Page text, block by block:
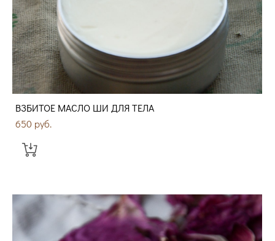
ВЗБИТОЕ МАСЛО ШИ ДЛЯ ТЕЛА
650 pуб.